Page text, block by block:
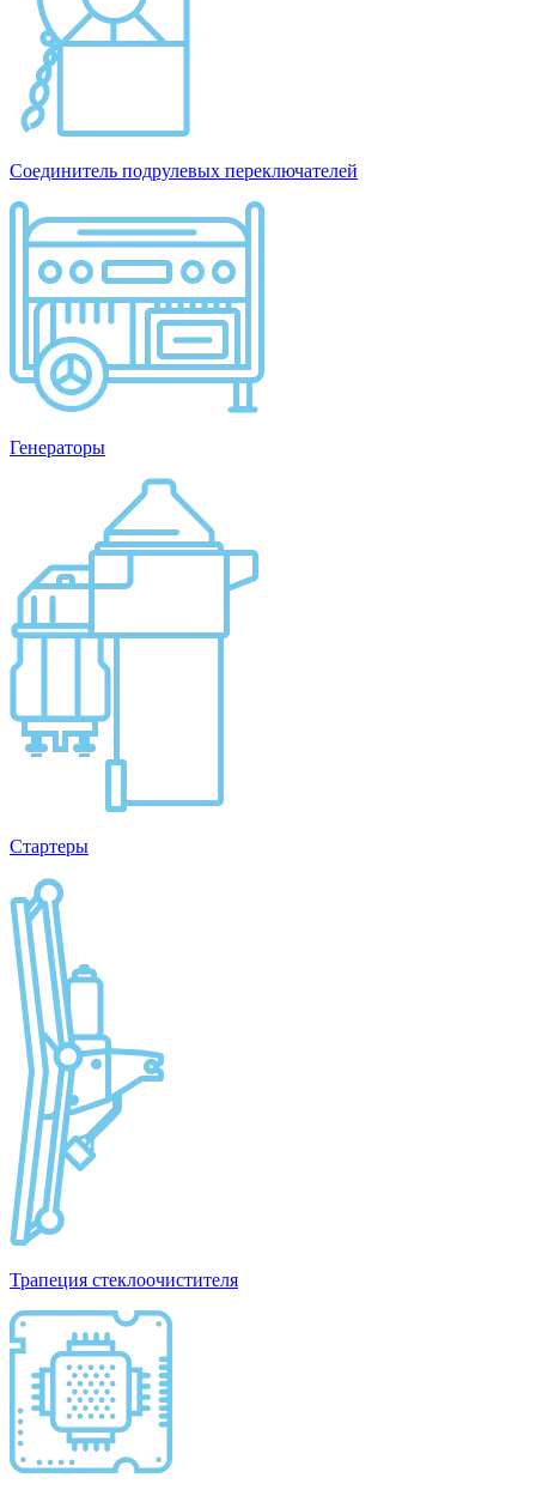
Соединитель подрулевых переключателей
Генераторы
Стартеры
Трапеция стеклоочистителя